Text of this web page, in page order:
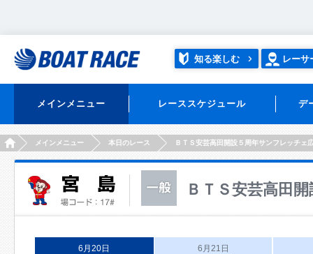
知る楽しむ レーサ
メインメニュー レーススケジュール デ
HOMEメインメニュー 本日のレース ＢＴＳ安芸高田開設５周年サンフレッチェ
ＢＴＳ安芸高田
6月20日 6月21日